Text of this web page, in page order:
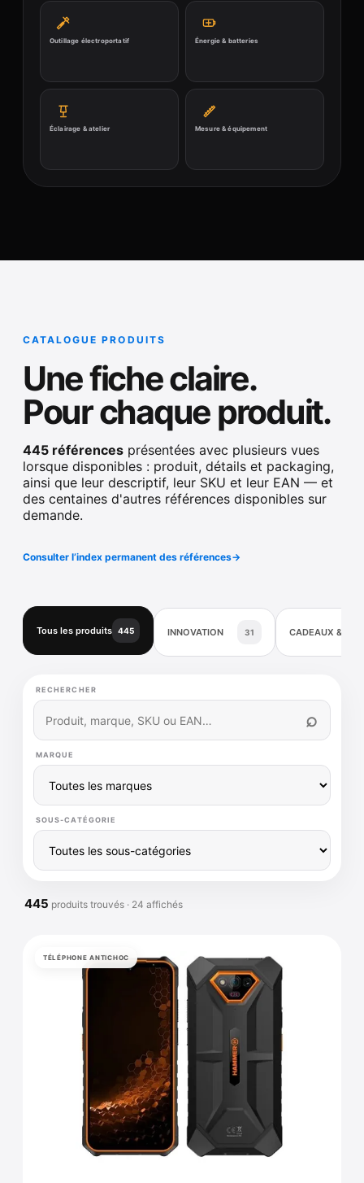
Outillage électroportatif Énergie & batteries
Éclairage & atelier Mesure & équipement
CATALOGUE PRODUITS
Une fiche claire.
Pour chaque produit.
445 références présentées avec plusieurs vues
lorsque disponibles : produit, détails et packaging,
ainsi que leur descriptif, leur SKU et leur EAN — et
des centaines d'autres références disponibles sur
demande.
Consulter l’index permanent des références→
Tous les produits 445 INNOVATION 31 CADEAUX &
RECHERCHER
⌕
MARQUE
SOUS-CATÉGORIE
445 produits trouvés · 24 affichés
TÉLÉPHONE ANTICHOC